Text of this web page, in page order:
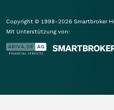
Copyright © 1998-2026 Smartbroker
Mit Unterstützung von: